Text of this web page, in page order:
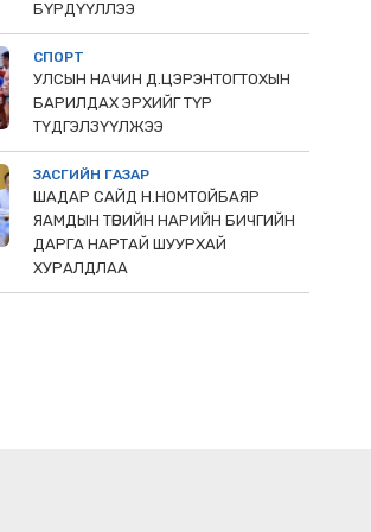
БҮРДҮҮЛЛЭЭ
СПОРТ
УЛСЫН НАЧИН Д.ЦЭРЭНТОГТОХЫН
БАРИЛДАХ ЭРХИЙГ ТҮР
ТҮДГЭЛЗҮҮЛЖЭЭ
ЗАСГИЙН ГАЗАР
ШАДАР САЙД Н.НОМТОЙБАЯР
ЯАМДЫН ТӨРИЙН НАРИЙН БИЧГИЙН
ДАРГА НАРТАЙ ШУУРХАЙ
ХУРАЛДЛАА